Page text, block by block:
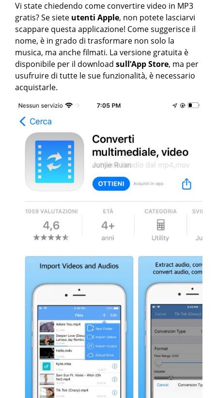
Vi state chiedendo come convertire video in MP3
gratis? Se siete utenti Apple, non potete lasciarvi
scappare questa applicazione! Come suggerisce il
nome, è in grado di trasformare non solo la
musica, ma anche filmati. La versione gratuita è
disponibile per il downloadsull’App Store, ma per
usufruire di tutte le sue funzionalità, è necessario
acquistarle.